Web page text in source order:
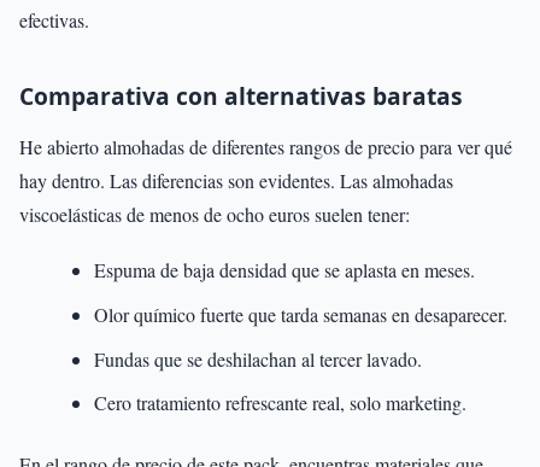
efectivas.
Comparativa con alternativas baratas
He abierto almohadas de diferentes rangos de precio para ver qué
hay dentro. Las diferencias son evidentes. Las almohadas
viscoelásticas de menos de ocho euros suelen tener:
Espuma de baja densidad que se aplasta en meses.
Olor químico fuerte que tarda semanas en desaparecer.
Fundas que se deshilachan al tercer lavado.
Cero tratamiento refrescante real, solo marketing.